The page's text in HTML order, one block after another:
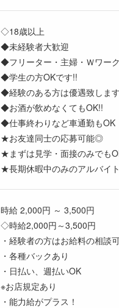
◇18歳以上
◆未経験者大歓迎
◆フリーター・主婦・Ｗワー
◆学生の方OKです!!
◆経験のある方は優遇致します
◆お酒が飲めなくてもOK!!
◆仕事終わりなど車通勤もOK
★お友達同士の応募可能◎
★まずは見学・面接のみでも
★長期休暇中のみのアルバイ
時給 2,000円 ～ 3,500円
◇時給2,000円～3,500円
・経験者の方はお給料の相談
・各種バックあり
・日払い、週払いOK
※お店規定あり
・能力給がプラス！